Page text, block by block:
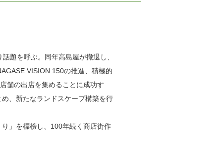
題を呼ぶ。同年高島屋が撤退し、
VISION 150の推進、積極的
舗の出店を集めることに成功す
、新たなランドスケープ構築を行
」を標榜し、100年続く商店街作